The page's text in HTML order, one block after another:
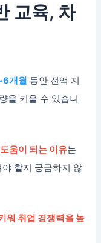
교육, 차
개월 동안 전액 지
을 키울 수 있습니
움이 되는 이유는
할지 궁금하지 않
워 취업 경쟁력을 높